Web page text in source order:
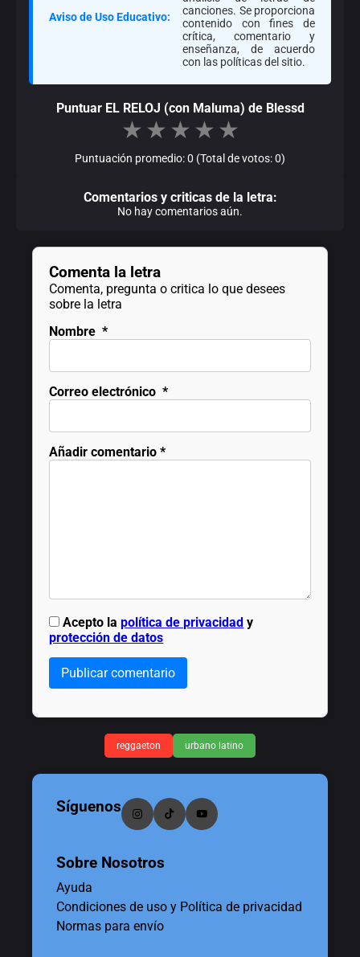
Aviso de Uso Educativo:
canciones. Se proporciona
contenido con fines de
crítica, comentario y
enseñanza, de acuerdo
con las políticas del sitio.
Puntuar EL RELOJ (con Maluma) de Blessd
★ ★ ★ ★ ★
Puntuación promedio: 0 (Total de votos: 0)
Comentarios y criticas de la letra:
No hay comentarios aún.
Comenta la letra
Comenta, pregunta o critica lo que desees
sobre la letra
Nombre *
Correo electrónico *
Añadir comentario *
Acepto lapolítica de privacidad y
protección de datos
Publicar comentario
reggaeton urbano latino
Síguenos
Sobre Nosotros
Ayuda
Condiciones de uso y Política de privacidad
Normas para envío